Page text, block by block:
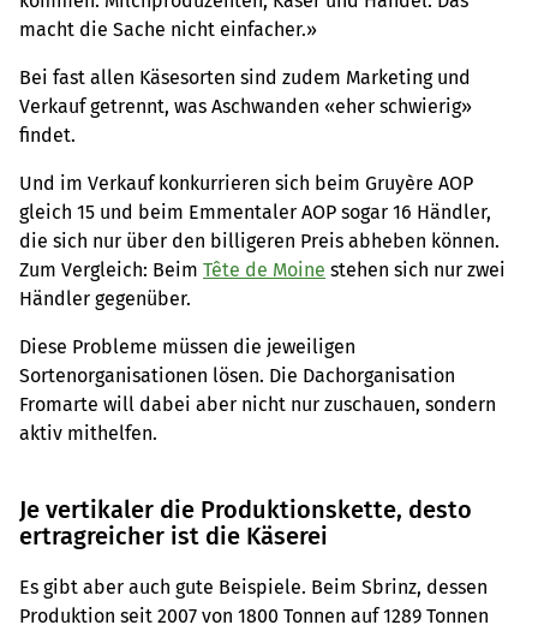
macht die Sache nicht einfacher.»
Bei fast allen Käsesorten sind zudem Marketing und
Verkauf getrennt, was Aschwanden «eher schwierig»
findet.
Und im Verkauf konkurrieren sich beim Gruyère AOP
gleich 15 und beim Emmentaler AOP sogar 16 Händler,
die sich nur über den billigeren Preis abheben können.
Zum Vergleich: Beim Tête de Moine stehen sich nur zwei
Händler gegenüber.
Diese Probleme müssen die jeweiligen
Sortenorganisationen lösen. Die Dachorganisation
Fromarte will dabei aber nicht nur zuschauen, sondern
aktiv mithelfen.
Je vertikaler die Produktionskette, desto
ertragreicher ist die Käserei
Es gibt aber auch gute Beispiele. Beim Sbrinz, dessen
Produktion seit 2007 von 1800 Tonnen auf 1289 Tonnen